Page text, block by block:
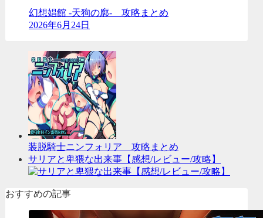
幻想娼館 -天狗の廓- 攻略まとめ
2026年6月24日
装脱騎士ニンフォリア 攻略まとめ
サリアと卑猥な出来事【感想/レビュー/攻略】
おすすめの記事